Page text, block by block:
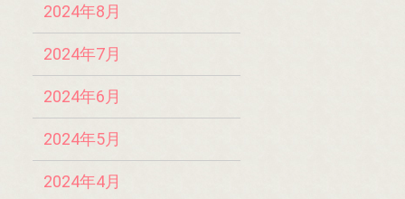
2024年8月
2024年7月
2024年6月
2024年5月
2024年4月